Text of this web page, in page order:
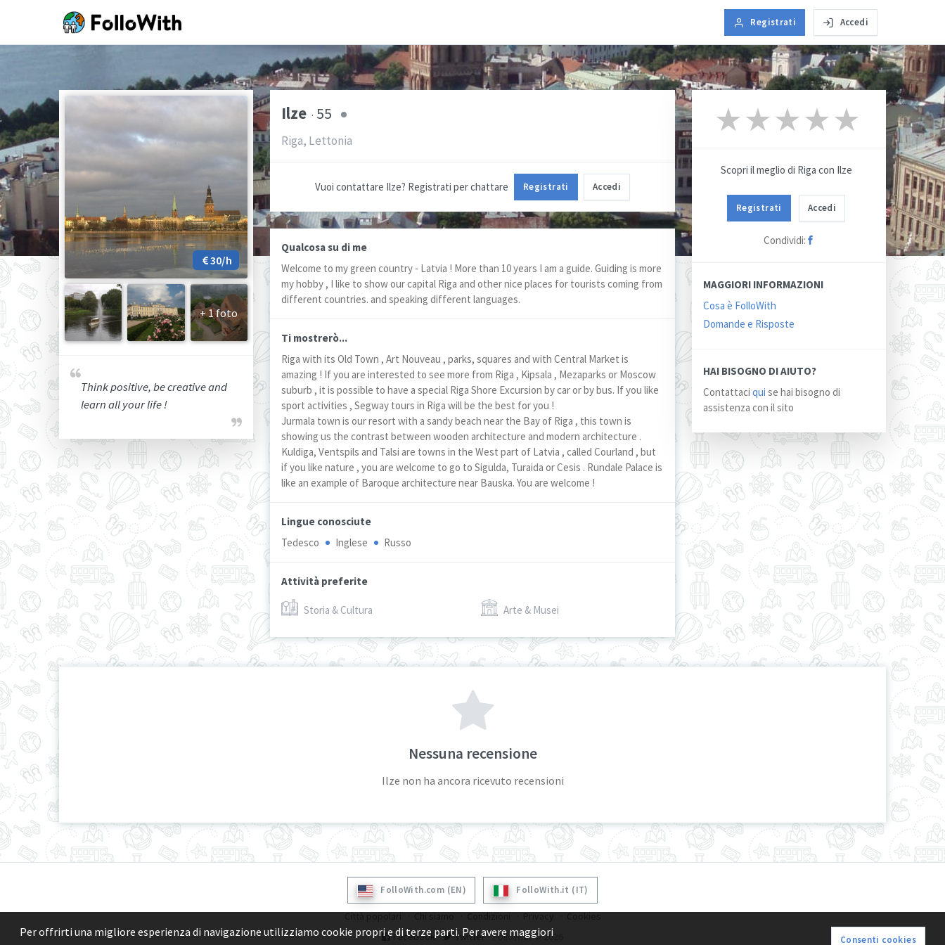
Registrati Accedi
30/h
+ 1 foto
Think positive, be creative and
learn all your life !
Ilze · 55
Riga, Lettonia
Vuoi contattare Ilze? Registrati per chattare Registrati Accedi
Qualcosa su di me
Welcome to my green country - Latvia ! More than 10 years I am a guide. Guiding is more
my hobby , I like to show our capital Riga and other nice places for tourists coming from
different countries. and speaking different languages.
Ti mostrerò...
Riga with its Old Town , Art Nouveau , parks, squares and with Central Market is
amazing ! If you are interested to see more from Riga , Kipsala , Mezaparks or Moscow
suburb , it is possible to have a special Riga Shore Excursion by car or by bus. If you like
sport activities , Segway tours in Riga will be the best for you !
Jurmala town is our resort with a sandy beach near the Bay of Riga , this town is
showing us the contrast between wooden architecture and modern architecture .
Kuldiga, Ventspils and Talsi are towns in the West part of Latvia , called Courland , but
if you like nature , you are welcome to go to Sigulda, Turaida or Cesis . Rundale Palace is
like an example of Baroque architecture near Bauska. You are welcome !
Lingue conosciute
Tedesco
Inglese Russo
Attività preferite
Storia & Cultura Arte & Musei
★★★★★
★★★★★
Scopri il meglio di Riga con Ilze
Registrati Accedi
Condividi:
MAGGIORI INFORMAZIONI
Cosa è FolloWith
Domande e Risposte
HAI BISOGNO DI AIUTO?
Contattaci qui se hai bisogno di
assistenza con il sito
Nessuna recensione
Ilze non ha ancora ricevuto recensioni
FolloWith.com (EN) FolloWith.it (IT)
Città popolari Chi siamo Condizioni Privacy
Cookies
Facebook
Twitter FolloWith © 2026
Per offrirti una migliore esperienza di navigazione utilizziamo cookie propri e di terze parti. Per avere maggiori
Consenti cookies